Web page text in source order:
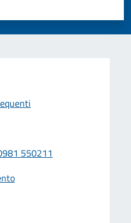
5
550211